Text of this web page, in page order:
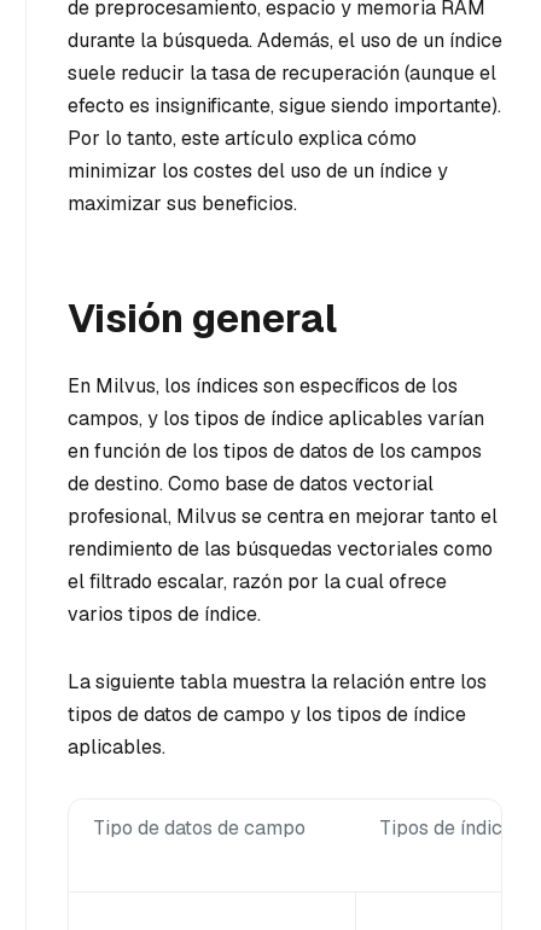
de preprocesamiento, espacio y memoria RAM
durante la búsqueda. Además, el uso de un índice
suele reducir la tasa de recuperación (aunque el
efecto es insignificante, sigue siendo importante).
Por lo tanto, este artículo explica cómo
minimizar los costes del uso de un índice y
maximizar sus beneficios.
Visión general
En Milvus, los índices son específicos de los
campos, y los tipos de índice aplicables varían
en función de los tipos de datos de los campos
de destino. Como base de datos vectorial
profesional, Milvus se centra en mejorar tanto el
rendimiento de las búsquedas vectoriales como
el filtrado escalar, razón por la cual ofrece
varios tipos de índice.
La siguiente tabla muestra la relación entre los
tipos de datos de campo y los tipos de índice
aplicables.
Tipo de datos de campo Tipos de índice